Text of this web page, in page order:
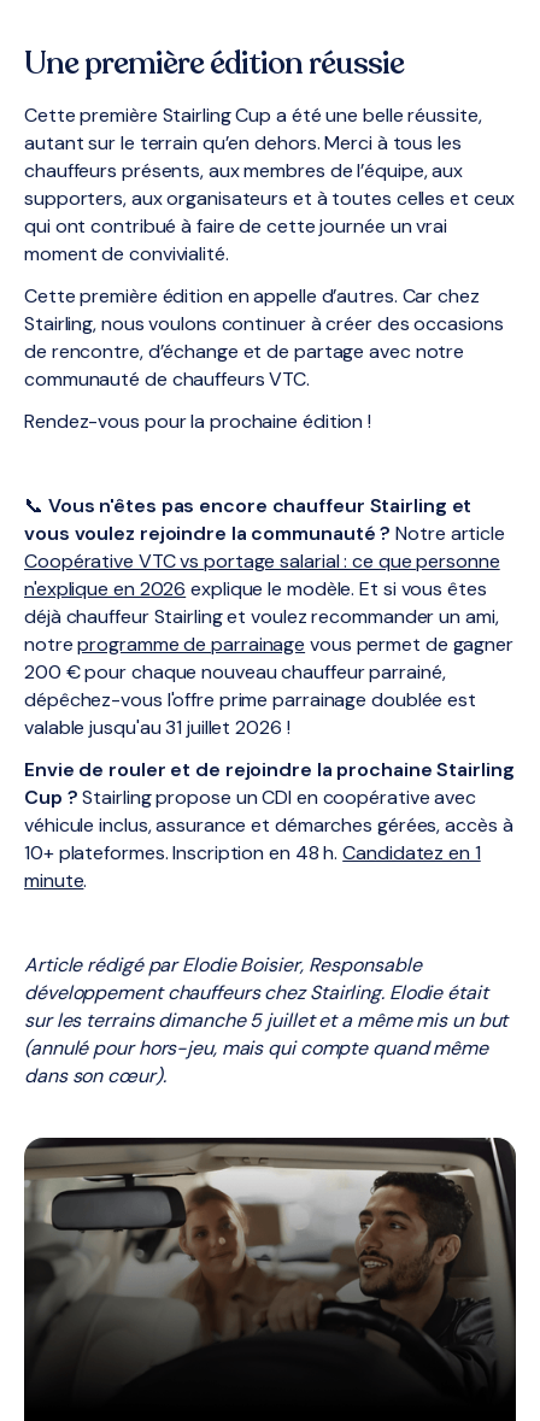
Une première édition réussie
Cette première Stairling Cup a été une belle réussite,
autant sur le terrain qu’en dehors. Merci à tous les
chauffeurs présents, aux membres de l’équipe, aux
supporters, aux organisateurs et à toutes celles et ceux
qui ont contribué à faire de cette journée un vrai
moment de convivialité.
Cette première édition en appelle d’autres. Car chez
Stairling, nous voulons continuer à créer des occasions
de rencontre, d’échange et de partage avec notre
communauté de chauffeurs VTC.
Rendez-vous pour la prochaine édition !
📞 Vous n'êtes pas encore chauffeur Stairling et
vous voulez rejoindre la communauté ? Notre article
Coopérative VTC vs portage salarial : ce que personne
n'explique en 2026 explique le modèle. Et si vous êtes
déjà chauffeur Stairling et voulez recommander un ami,
notreprogramme de parrainage vous permet de gagner
200 € pour chaque nouveau chauffeur parrainé,
dépêchez-vous l'offre prime parrainage doublée est
valable jusqu'au 31 juillet 2026 !
Envie de rouler et de rejoindre la prochaine Stairling
Cup ?Stairling propose un CDI en coopérative avec
véhicule inclus, assurance et démarches gérées, accès à
10+ plateformes. Inscription en 48 h.Candidatez en 1
minute.
Article rédigé par Elodie Boisier, Responsable
développement chauffeurs chez Stairling. Elodie était
sur les terrains dimanche 5 juillet et a même mis un but
(annulé pour hors-jeu, mais qui compte quand même
dans son cœur).